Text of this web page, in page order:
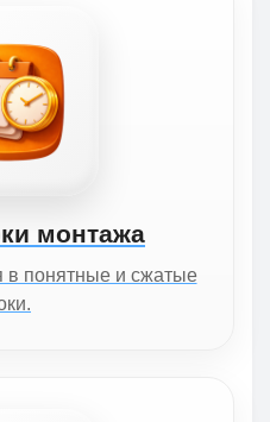
монтажа
в понятные и сжатые